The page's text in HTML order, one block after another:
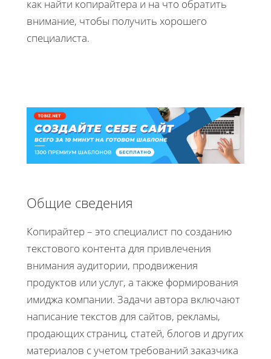
как найти копирайтера и на что обратить
внимание, чтобы получить хорошего
специалиста.
Общие сведения
Копирайтер – это специалист по созданию
текстового контента для привлечения
внимания аудитории, продвижения
продуктов или услуг, а также формирования
имиджа компании. Задачи автора включают
написание текстов для сайтов, рекламы,
продающих страниц, статей, блогов и других
материалов с учетом требований заказчика